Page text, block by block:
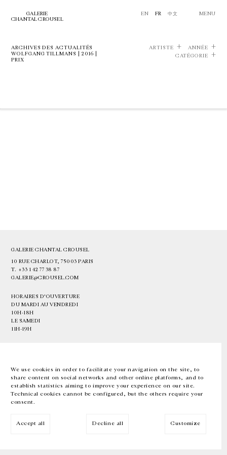
We use cookies in order to facilitate your navigation on the site, to
share content on social networks and other online platforms, and to
establish statistics aiming to improve your experience on our site.
Technical cookies cannot be configured, but the others require your
consent.
Accept all Decline all Customize
GALERIE
CHANTAL CROUSEL
EN FR 中文 MENU
ARCHIVES DES ACTUALITÉS
WOLFGANG TILLMANS | 2016 |
PRIX
ARTISTE
ANNÉE
CATÉGORIE
GALERIE CHANTAL CROUSEL
10 RUE CHARLOT, 75003 PARIS
T. +33 1 42 77 38 87
GALERIE@CROUSEL.COM
HORAIRES D'OUVERTURE
DU MARDI AU VENDREDI
10H-18H
LE SAMEDI
11H-19H
EN FR 中文 Facebook Instagram
Inscrivez-vous à notre newsletter